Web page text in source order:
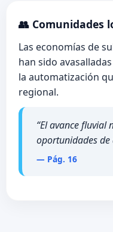
👥 Comunidades
Las economías de
han sido
la automatización
regional.
“El avance fluvial
oportunidades de
— Pág. 16